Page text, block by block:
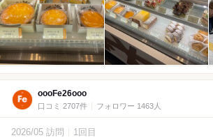
oooFe26ooo
口コミ 2707件 フォロワー 1463人
2026/05 訪問 1回目